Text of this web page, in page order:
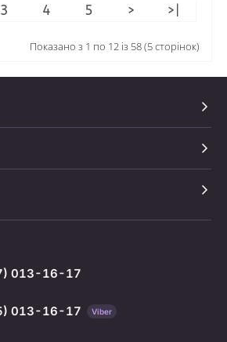
3 4 5 > >|
Показано з 1 по 12 із 58 (5 сторінок)
013-16-17
013-16-17 Viber